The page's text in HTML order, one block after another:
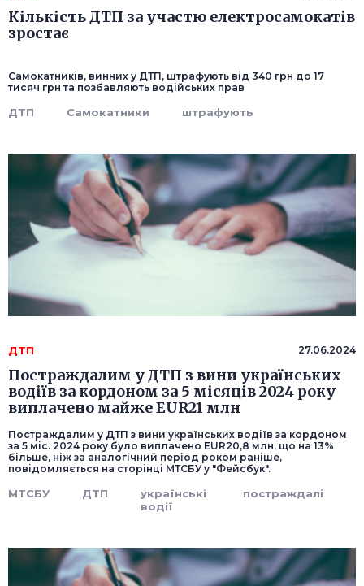
Кількість ДТП за участю електросамокатів
зростає
Самокатників, винних у ДТП, штрафують від 340 грн до 17
тисяч грн та позбавляють водійських прав
ДТП Самокатники штрафують
ДТП 27.06.2024
Постраждалим у ДТП з вини українських
водіїв за кордоном за 5 місяців 2024 року
виплачено майже EUR21 млн
Постраждалим у ДТП з вини українських водіїв за кордоном
за 5 міс. 2024 року було виплачено EUR20,8 млн, що на 13%
більше, ніж за аналогічний період роком раніше,
повідомляється на сторінці МТСБУ у "Фейсбук".
МТСБУ ДТП
українські
водії
постраждалі